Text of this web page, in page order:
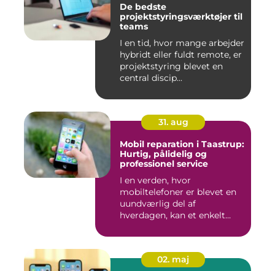
De bedste
projektstyringsværktøjer til
teams
I en tid, hvor mange arbejder
hybridt eller fuldt remote, er
projektstyring blevet en
central discip...
31. aug
Mobil reparation i Taastrup:
Hurtig, pålidelig og
professionel service
I en verden, hvor
mobiltelefoner er blevet en
uundværlig del af
hverdagen, kan et enkelt
02. maj